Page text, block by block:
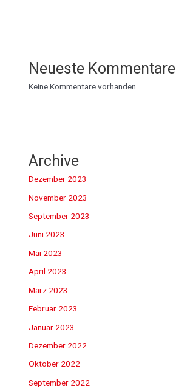
Neueste Kommentare
Keine Kommentare vorhanden.
Archive
Dezember 2023
November 2023
September 2023
Juni 2023
Mai 2023
April 2023
März 2023
Februar 2023
Januar 2023
Dezember 2022
Oktober 2022
September 2022